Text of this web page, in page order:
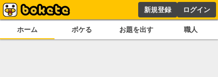
新規登録 ログイン
ホーム ボケる お題を出す 職人